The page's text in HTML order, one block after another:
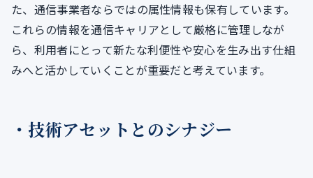
た、通信事業者ならではの属性情報も保有しています。
これらの情報を通信キャリアとして厳格に管理しなが
ら、利用者にとって新たな利便性や安心を生み出す仕組
みへと活かしていくことが重要だと考えています。
・技術アセットとのシナジー